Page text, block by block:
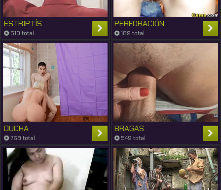
ESTRIPTÍS
510 total
PERFORACIÓN
189 total
DUCHA
768 total
BRAGAS
549 total